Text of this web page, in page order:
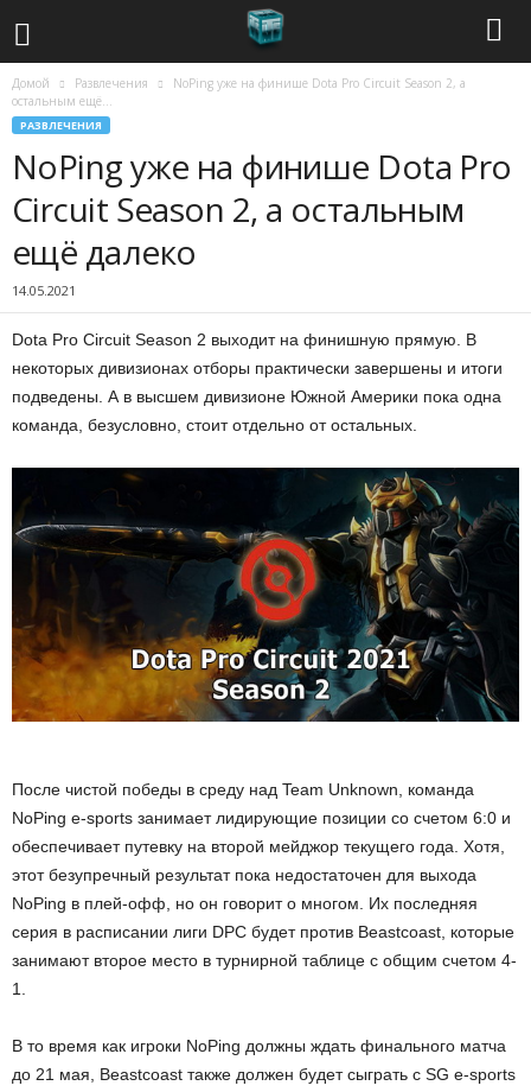
Домой Развлечения
NoPing уже на финише Dota Pro Circuit Season 2, а
остальным ещё...
РАЗВЛЕЧЕНИЯ
NoPing уже на финише Dota Pro
Circuit Season 2, а остальным
ещё далеко
14.05.2021
Dota Pro Circuit Season 2 выходит на финишную прямую. В
некоторых дивизионах отборы практически завершены и итоги
подведены. А в высшем дивизионе Южной Америки пока одна
команда, безусловно, стоит отдельно от остальных.
После чистой победы в среду над Team Unknown, команда
NoPing e-sports занимает лидирующие позиции со счетом 6:0 и
обеспечивает путевку на второй мейджор текущего года. Хотя,
этот безупречный результат пока недостаточен для выхода
NoPing в плей-офф, но он говорит о многом. Их последняя
серия в расписании лиги DPC будет против Beastcoast, которые
занимают второе место в турнирной таблице с общим счетом 4-
1.
В то время как игроки NoPing должны ждать финального матча
до 21 мая, Beastcoast также должен будет сыграть с SG e-sports